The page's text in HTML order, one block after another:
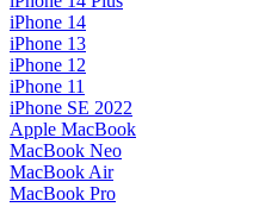
iPhone 14
iPhone 13
iPhone 12
iPhone 11
iPhone SE 2022
Apple MacBook
MacBook Neo
MacBook Air
MacBook Pro